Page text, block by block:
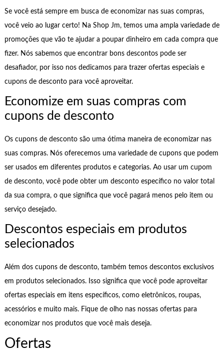
Se você está sempre em busca de economizar nas suas compras,
você veio ao lugar certo! Na Shop Jm, temos uma ampla variedade de
promoções que vão te ajudar a poupar dinheiro em cada compra que
fizer. Nós sabemos que encontrar bons descontos pode ser
desafiador, por isso nos dedicamos para trazer ofertas especiais e
cupons de desconto para você aproveitar.
Economize em suas compras com
cupons de desconto
Os cupons de desconto são uma ótima maneira de economizar nas
suas compras. Nós oferecemos uma variedade de cupons que podem
ser usados em diferentes produtos e categorias. Ao usar um cupom
de desconto, você pode obter um desconto específico no valor total
da sua compra, o que significa que você pagará menos pelo item ou
serviço desejado.
Descontos especiais em produtos
selecionados
Além dos cupons de desconto, também temos descontos exclusivos
em produtos selecionados. Isso significa que você pode aproveitar
ofertas especiais em itens específicos, como eletrônicos, roupas,
acessórios e muito mais. Fique de olho nas nossas ofertas para
economizar nos produtos que você mais deseja.
Ofertas